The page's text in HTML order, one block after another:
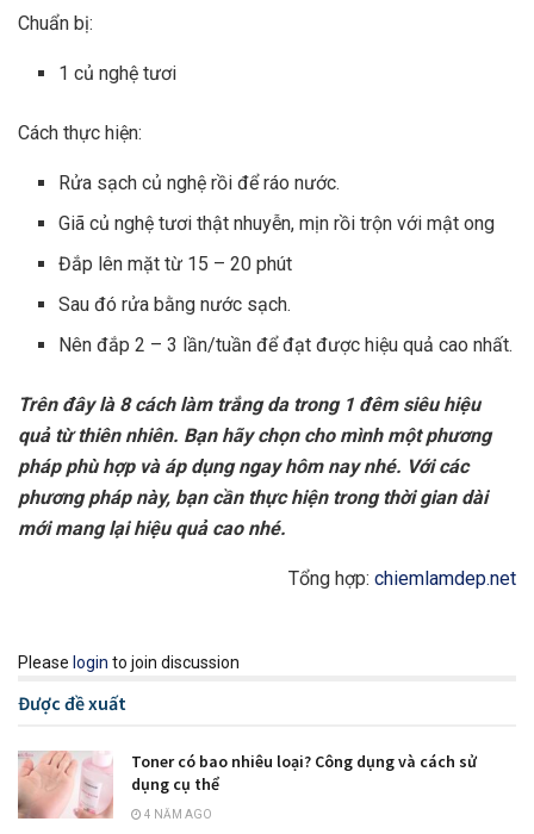
Chuẩn bị:
1 củ nghệ tươi
Cách thực hiện:
Rửa sạch củ nghệ rồi để ráo nước.
Giã củ nghệ tươi thật nhuyễn, mịn rồi trộn với mật ong
Đắp lên mặt từ 15 – 20 phút
Sau đó rửa bằng nước sạch.
Nên đắp 2 – 3 lần/tuần để đạt được hiệu quả cao nhất.
Trên đây là 8 cách làm trắng da trong 1 đêm siêu hiệu
quả từ thiên nhiên. Bạn hãy chọn cho mình một phương
pháp phù hợp và áp dụng ngay hôm nay nhé. Với các
phương pháp này, bạn cần thực hiện trong thời gian dài
mới mang lại hiệu quả cao nhé.
Tổng hợp: chiemlamdep.net
Please login to join discussion
Được đề xuất
Toner có bao nhiêu loại? Công dụng và cách sử
dụng cụ thể
4 NĂM AGO